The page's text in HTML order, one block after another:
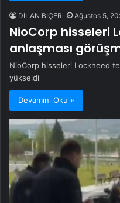
DİLAN BİÇER Ağustos 5,
NioCorp hisseleri
anlaşması
NioCorp hisseleri Lockheed
yükseldi
Devamını Oku »